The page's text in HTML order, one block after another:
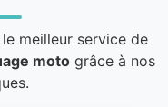
meilleur service de
motogrâce à nos